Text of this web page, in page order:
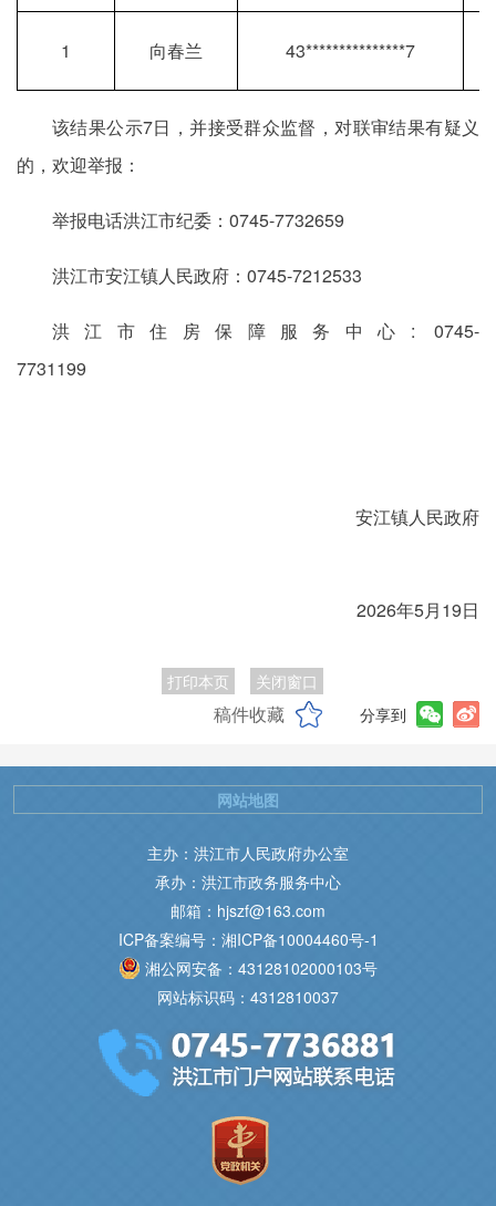
1 向春兰 43***************7
该结果公示7日，并接受群众监督，对联审结果有疑义
的，欢迎举报：
举报电话洪江市纪委：0745-7732659
洪江市安江镇人民政府：0745-7212533
洪江市住房保障服务中心: 0745-
7731199
安江镇人民政府
2026年5月19日
打印本页 关闭窗口
稿件收藏 分享到
主办：洪江市人民政府办公室
承办：洪江市政务服务中心
邮箱：hjszf@163.com
ICP备案编号：湘ICP备10004460号-1
湘公网安备：43128102000103号
网站标识码：4312810037
网站地图